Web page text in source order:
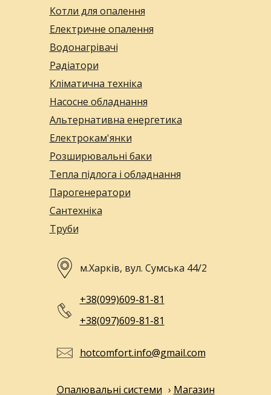
Котли для опалення
Електричне опалення
Водонагрівачі
Радіатори
Кліматична техніка
Насосне обладнання
Альтернативна енергетика
Електрокам'янки
Розширювальні баки
Тепла підлога і обладнання
Парогенератори
Сантехніка
Труби
м.Харків, вул. Сумська 44/2
+38(099)609-81-81
+38(097)609-81-81
hotcomfort.info@gmail.com
Опалювальні системи › Магазин